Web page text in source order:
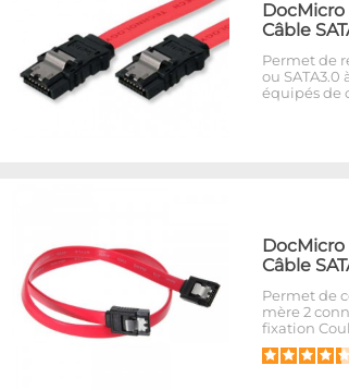
DocMicro
Câble
Permet de
ou
équipés de
DocMicro
Câble
Permet de
mère 2
fixation